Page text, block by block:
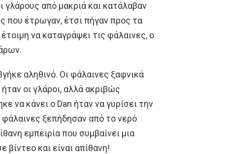
γλάρους από μακριά και κατάλαβαν
που έτρωγαν, έτσι πήγαν προς τα
να καταγράψει τις φάλαινες, ο
αληθινό. Οι φάλαινες ξαφνικά
οι γλάροι, αλλά ακριβώς
να κάνει ο Dan ήταν να γυρίσει την
ξεπήδησαν από το νερό
εμπειρία που συμβαίνει μια
και είναι απίθανη!